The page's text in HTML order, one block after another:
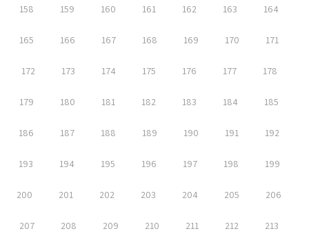
158 159 160 161 162 163 164
165 166 167 168 169 170 171
172 173 174 175 176 177 178
179 180 181 182 183 184 185
186 187 188 189 190 191 192
193 194 195 196 197 198 199
200 201 202 203 204 205 206
207 208 209 210 211 212 213